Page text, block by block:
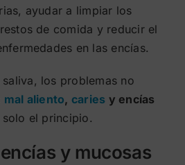
ayudar a limpiar los
de comida y reducir el
en las encías.
los problemas no
mal aliento, caries y encías
solo el principio.
y mucosas